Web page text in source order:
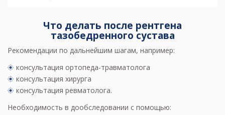
Что делать после рентгена
тазобедренного сустава
Рекомендации по дальнейшим шагам, например:
консультация ортопеда-травматолога
консультация хирурга
консультация ревматолога.
Необходимость в дообследовании с помощью: